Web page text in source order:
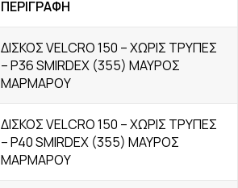
ΠΕΡΙΓΡΑΦΗ
ΔΙΣΚΟΣ VELCRO 150 – ΧΩΡΙΣ TΡΥΠΕΣ
– P36 SMIRDEX (355) ΜΑΥΡΟΣ
ΜΑΡΜΑΡΟΥ
ΔΙΣΚΟΣ VELCRO 150 – ΧΩΡΙΣ TΡΥΠΕΣ
– P40 SMIRDEX (355) ΜΑΥΡΟΣ
ΜΑΡΜΑΡΟΥ